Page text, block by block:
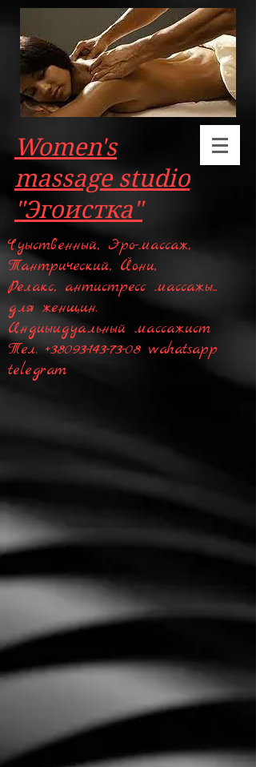
Women's
massage studio
"Эгоистка"
Чуыственный, Эро-массаж,
Тантрический, Йони,
Релакс, антистресс массажы...
для женщин.
Индиыидуальный массажист
Тел.+38093-143-73-08 wahatsapp
telegram